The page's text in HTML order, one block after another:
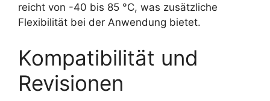
reicht von -40 bis 85 °C, was zusätzliche
Flexibilität bei der Anwendung bietet.
Kompatibilität und
Revisionen